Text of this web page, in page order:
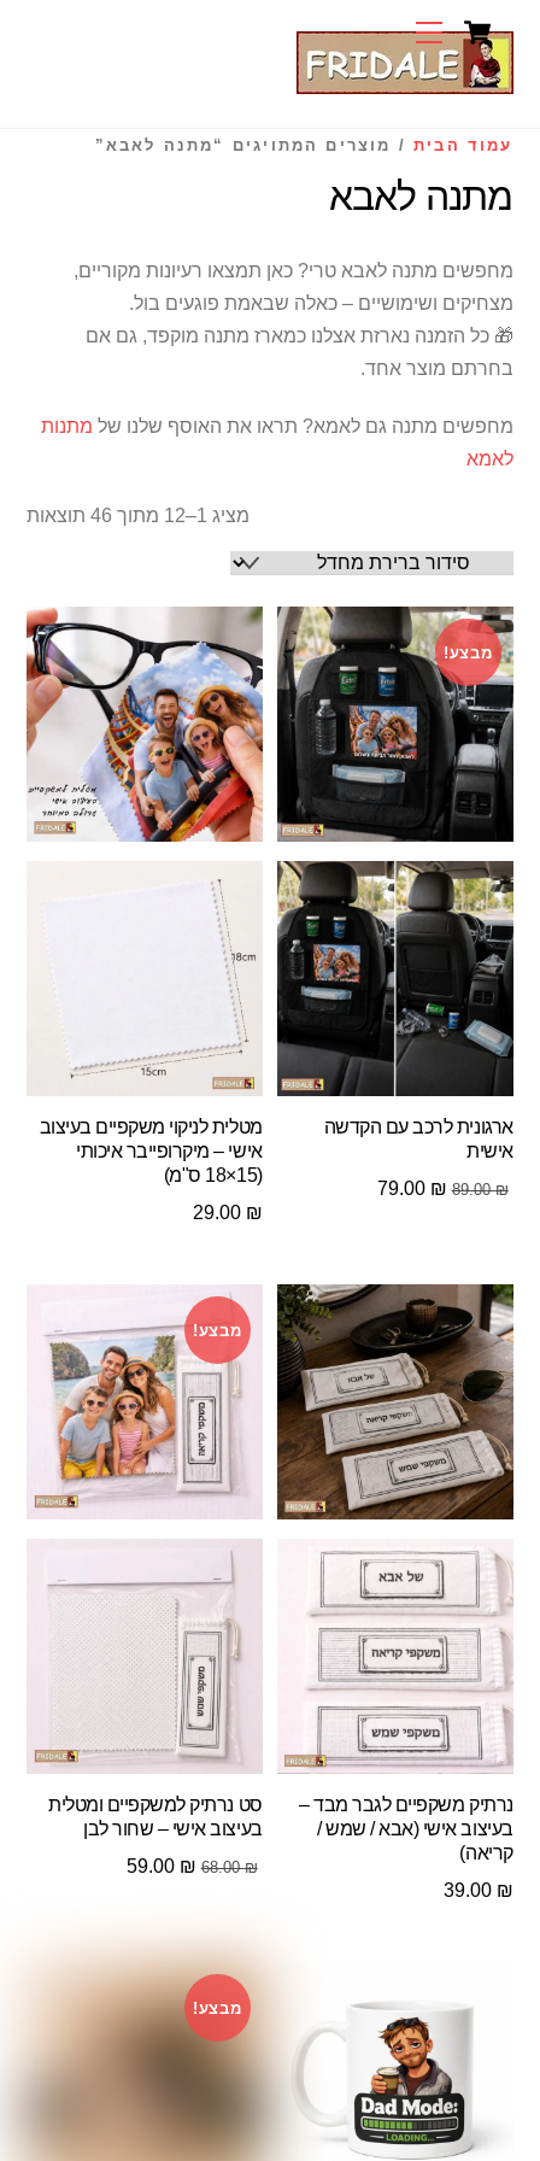
content
MenuCart
עמוד הבית / מוצרים המתויגים “מתנה לאבא”
מתנה לאבא
מחפשים מתנה לאבא טרי? כאן תמצאו רעיונות מקוריים,
מצחיקים ושימושיים – כאלה שבאמת פוגעים בול.
🎁 כל הזמנה נארזת אצלנו כמארז מתנה מוקפד, גם אם
בחרתם מוצר אחד.
מחפשים מתנה גם לאמא? תראו את האוסף שלנו של מתנות
לאמא
מציג 1–12 מתוך 46 תוצאות
מבצע!
ארגונית לרכב עם הקדשה
אישית
89.00₪
המחיר
89.00 ₪.
79.00 ₪
המחיר
79.00 ₪.
מטלית לניקוי משקפיים בעיצוב
אישי – מיקרופייבר איכותי
(15×18 ס"מ)
29.00 ₪
נרתיק משקפיים לגבר מבד –
בעיצוב אישי (אבא / שמש /
קריאה)
39.00 ₪
מבצע!
סט נרתיק למשקפיים ומטלית
בעיצוב אישי – שחור לבן
68.00₪
המחיר
59.00 ₪
מבצע!